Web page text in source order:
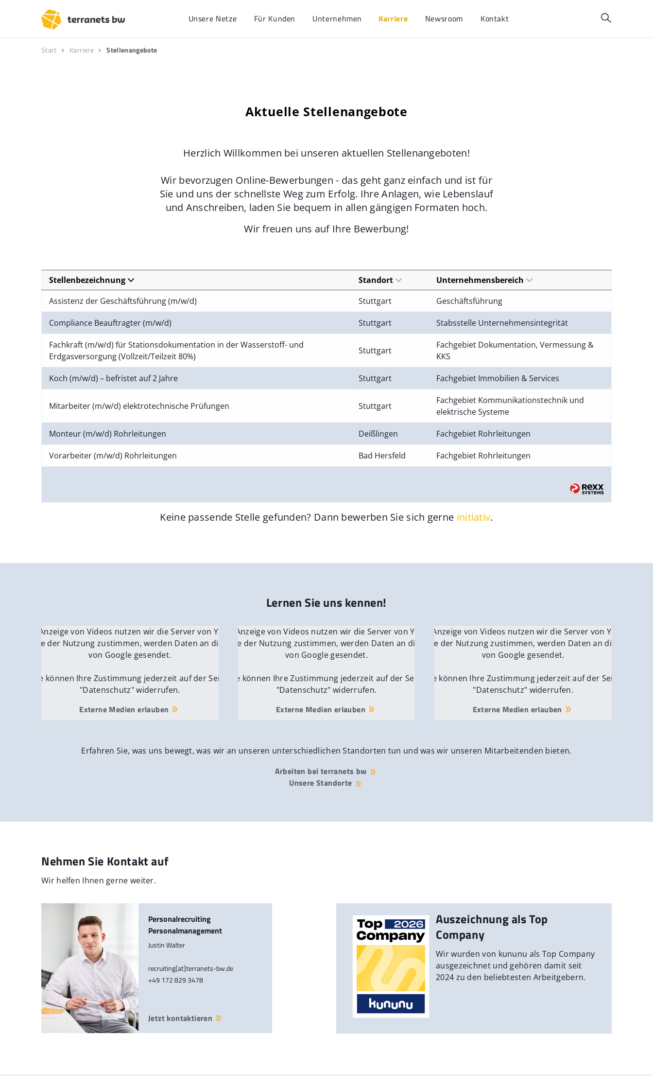
Unsere Netze Für Kunden Unternehmen Karriere Newsroom Kontakt
Start Karriere Stellenangebote
Aktuelle Stellenangebote
Herzlich Willkommen bei unseren aktuellen Stellenangeboten!
Wir bevorzugen Online-Bewerbungen - das geht ganz einfach und ist für
Sie und uns der schnellste Weg zum Erfolg. Ihre Anlagen, wie Lebenslauf
und Anschreiben, laden Sie bequem in allen gängigen Formaten hoch.
Wir freuen uns auf Ihre Bewerbung!
Stellenbezeichnung Standort
Unternehmensbereich
Assistenz der Geschäftsführung (m/w/d)
Stuttgart Geschäftsführung
Compliance Beauftragter (m/w/d) Stuttgart Stabsstelle Unternehmensintegrität
Fachkraft (m/w/d) für Stationsdokumentation in der Wasserstoff- und
Erdgasversorgung (Vollzeit/Teilzeit 80%)
Stuttgart
Fachgebiet Dokumentation, Vermessung &
KKS
Koch (m/w/d) – befristet auf 2 Jahre Stuttgart Fachgebiet Immobilien & Services
Mitarbeiter (m/w/d) elektrotechnische Prüfungen Stuttgart
Fachgebiet Kommunikationstechnik und
elektrische Systeme
Monteur (m/w/d) Rohrleitungen Deißlingen Fachgebiet Rohrleitungen
Vorarbeiter (m/w/d) Rohrleitungen Bad Hersfeld Fachgebiet Rohrleitungen
Keine passende Stelle gefunden? Dann bewerben Sie sich gerne initiativ.
Lernen Sie uns kennen!
Für die Anzeige von Videos nutzen wir die Server von YouTube.
Wenn Sie der Nutzung zustimmen, werden Daten an die Server
von Google gesendet.
Sie können Ihre Zustimmung jederzeit auf der Seite
"Datenschutz" widerrufen.
Externe Medien erlauben
Für die Anzeige von Videos nutzen wir die Server von YouTube.
Wenn Sie der Nutzung zustimmen, werden Daten an die Server
von Google gesendet.
Sie können Ihre Zustimmung jederzeit auf der Seite
"Datenschutz" widerrufen.
Externe Medien erlauben
Für die Anzeige von Videos nutzen wir die Server von YouTube.
Wenn Sie der Nutzung zustimmen, werden Daten an die Server
von Google gesendet.
Sie können Ihre Zustimmung jederzeit auf der Seite
"Datenschutz" widerrufen.
Externe Medien erlauben
Erfahren Sie, was uns bewegt, was wir an unseren unterschiedlichen Standorten tun und was wir unseren Mitarbeitenden bieten.
Arbeiten bei terranets bw
Unsere Standorte
Nehmen Sie Kontakt auf
Wir helfen Ihnen gerne weiter.
Personalrecruiting
Personalmanagement
Justin Walter
recruiting[at]terranets-bw.de
+49 172 829 3478
Jetzt kontaktieren
Auszeichnung als Top
Company
Wir wurden von kununu als Top Company
ausgezeichnet und gehören damit seit
2024 zu den beliebtesten Arbeitgebern.